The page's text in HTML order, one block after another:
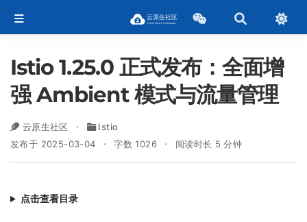
Istio 1.25.0 正式发布：全面增
强 Ambient 模式与流量管理
云原生社区
Istio
发布于 2025-03-04
字数 1026 阅读时长 5 分钟
点击查看目录